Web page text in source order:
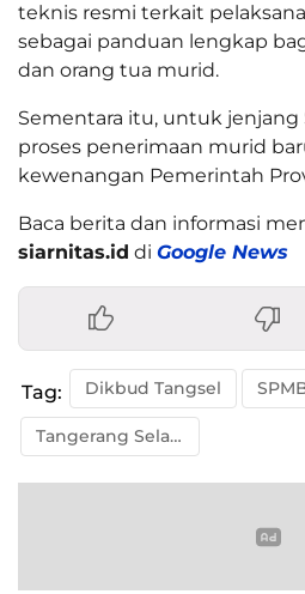
teknis resmi terkait
sebagai panduan lengkap
dan orang tua murid.
Sementara itu, untuk jenjang
proses penerimaan murid
kewenangan Pemerintah
Baca berita dan informasi
siarnitas.id di Google News
Tag: Dikbud Tangsel
Tangerang Selatan